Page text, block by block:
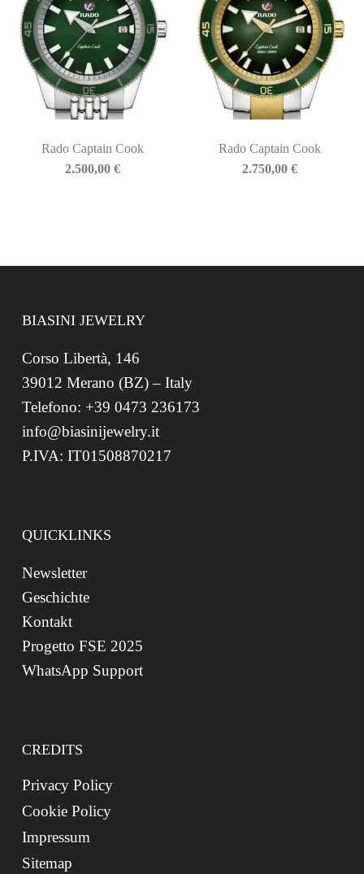
Rado Captain Cook
2.500,00 €
Rado Captain Cook
2.750,00€
BIASINI JEWELRY
Corso Libertà, 146
39012 Merano (BZ) – Italy
Telefono: +39 0473 236173
info@biasinijewelry.it
P.IVA: IT01508870217
QUICKLINKS
Newsletter
Geschichte
Kontakt
Progetto FSE 2025
WhatsApp Support
CREDITS
Privacy Policy
Cookie Policy
Impressum
Sitemap